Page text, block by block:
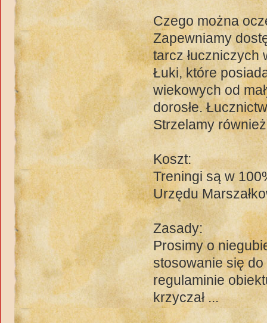
Czego można
Zapewniamy
tarcz
Łuki, które
wiekowych od
dorosłe.
Strzelamy
Koszt:
Treningi są w
Urzędu
Zasady:
Prosimy o
stosowanie się
regulaminie
krzyczał ...